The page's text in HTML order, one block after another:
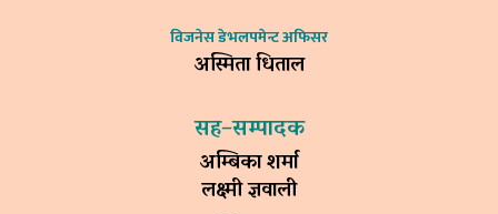
विजनेस डेभलपमेन्ट अफिसर
अस्मिता धिताल
सह–सम्पादक
अम्बिका शर्मा
लक्ष्मी ज्ञवाली